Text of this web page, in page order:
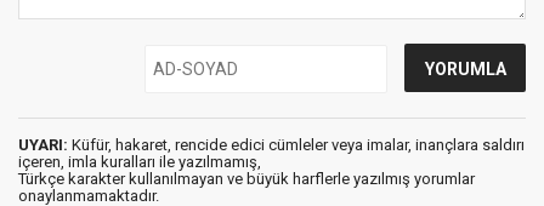
UYARI: Küfür, hakaret, rencide edici cümleler veya imalar, inançlara saldırı
içeren, imla kuralları ile yazılmamış,
Türkçe karakter kullanılmayan ve büyük harflerle yazılmış yorumlar
onaylanmamaktadır.